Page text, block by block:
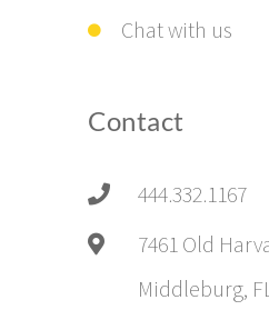
Chat with us
Contact
444.332.1167
7461 Old
Middleburg,